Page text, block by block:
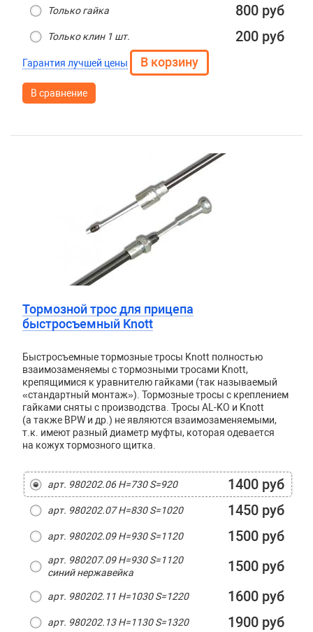
Только гайка 800 руб
Только клин 1 шт. 200 руб
Гарантия лучшей цены
В сравнение
Тормозной трос для прицепа
быстросъемный Knott
Быстросъемные тормозные тросы Knott полностью
взаимозаменяемы с тормозными тросами Knott,
крепящимися к уравнителю гайками (так называемый
«стандартный монтаж»). Тормозные тросы с креплением
гайками сняты с производства. Тросы AL-KO и Knott
(а также BPW и др.) не являются взаимозаменяемыми,
т.к. имеют разный диаметр муфты, которая одевается
на кожух тормозного щитка.
арт. 980202.06 H=730 S=920 1400 руб
арт. 980202.07 H=830 S=1020 1450 руб
арт. 980202.09 H=930 S=1120 1500 руб
арт. 980207.09 H=930 S=1120
синий нержавейка
1500 руб
арт. 980202.11 H=1030 S=1220 1600 руб
арт. 980202.13 H=1130 S=1320 1900 руб